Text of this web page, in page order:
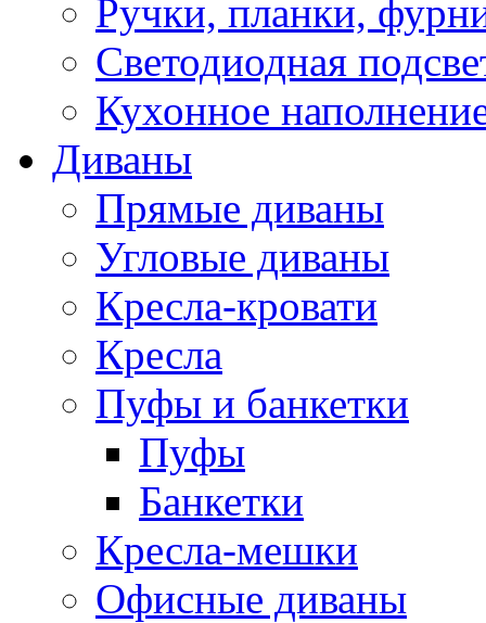
Ручки, планки,
Светодиодная
Кухонное
Диваны
Прямые диваны
Угловые диваны
Кресла-кровати
Кресла
Пуфы и банкетки
Пуфы
Банкетки
Кресла-мешки
Офисные диваны